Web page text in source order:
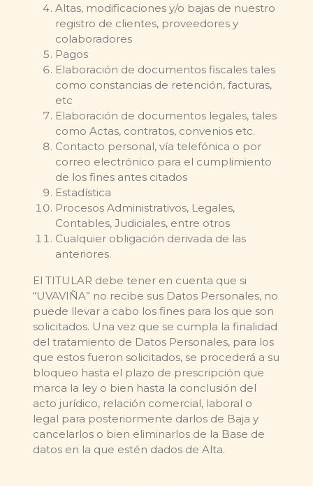
Altas, modificaciones y/o bajas de nuestro
registro de clientes, proveedores y
colaboradores
Pagos
Elaboración de documentos fiscales tales
como constancias de retención, facturas,
etc
Elaboración de documentos legales, tales
como Actas, contratos, convenios etc.
Contacto personal, vía telefónica o por
correo electrónico para el cumplimiento
de los fines antes citados
Estadística
Procesos Administrativos, Legales,
Contables, Judiciales, entre otros
Cualquier obligación derivada de las
anteriores.
El TITULAR debe tener en cuenta que si
“UVAVIÑA” no recibe sus Datos Personales, no
puede llevar a cabo los fines para los que son
solicitados. Una vez que se cumpla la finalidad
del tratamiento de Datos Personales, para los
que estos fueron solicitados, se procederá a su
bloqueo hasta el plazo de prescripción que
marca la ley o bien hasta la conclusión del
acto jurídico, relación comercial, laboral o
legal para posteriormente darlos de Baja y
cancelarlos o bien eliminarlos de la Base de
datos en la que estén dados de Alta.